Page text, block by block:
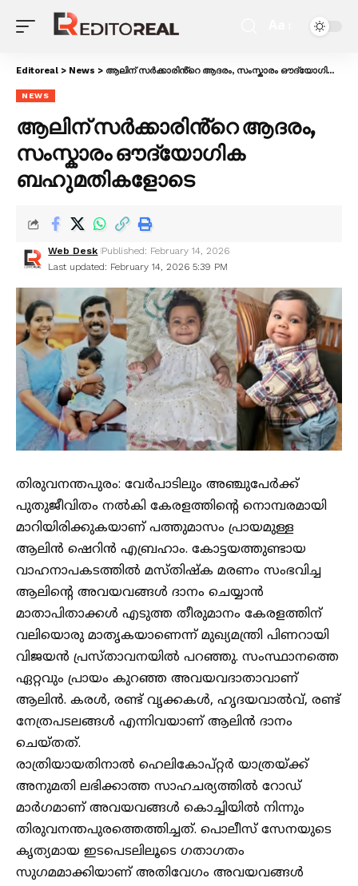
Editoreal > News > ആലിന് സർക്കാരിൻ്റെ ആദരം, സംസ്കാരം ഔദ്യോഗിക ബഹുമതികളോടെ
NEWS
ആലിന് സർക്കാരിൻ്റെ ആദരം,
സംസ്കാരം ഔദ്യോഗിക
ബഹുമതികളോടെ
Last updated: February 14, 2026 5:39 PM
Web Desk Published: February 14, 2026
തിരുവനന്തപുരം: വേർപാടിലും അഞ്ചുപേർക്ക്
പുതുജീവിതം നൽകി കേരളത്തിന്‍റെ നൊമ്പരമായി
മാറിയിരിക്കുകയാണ് പത്തുമാസം പ്രായമുള്ള
ആലിൻ ഷെറിൻ എബ്രഹാം. കോട്ടയത്തുണ്ടായ
വാഹനാപകടത്തിൽ മസ്തിഷ്ക മരണം സംഭവിച്ച
ആലിന്‍റെ അവയവങ്ങൾ ദാനം ചെയ്യാൻ
മാതാപിതാക്കൾ എടുത്ത തീരുമാനം കേരളത്തിന്
വലിയൊരു മാതൃകയാണെന്ന് മുഖ്യമന്ത്രി പിണറായി
വിജയൻ പ്രസ്താവനയിൽ പറഞ്ഞു. സംസ്ഥാനത്തെ
ഏറ്റവും പ്രായം കുറഞ്ഞ അവയവദാതാവാണ്
ആലിൻ. കരൾ, രണ്ട് വൃക്കകൾ, ഹൃദയവാൽവ്, രണ്ട്
നേത്രപടലങ്ങൾ എന്നിവയാണ് ആലിൻ ദാനം
ചെയ്തത്.
രാത്രിയായതിനാൽ ഹെലികോപ്റ്റർ യാത്രയ്ക്ക്
അനുമതി ലഭിക്കാത്ത സാഹചര്യത്തിൽ റോഡ്
മാർഗമാണ് അവയവങ്ങൾ കൊച്ചിയിൽ നിന്നും
തിരുവനന്തപുരത്തെത്തിച്ചത്. പൊലീസ് സേനയുടെ
കൃത്യമായ ഇടപെടലിലൂടെ ഗതാഗതം
സുഗമമാക്കിയാണ് അതിവേഗം അവയവങ്ങൾ